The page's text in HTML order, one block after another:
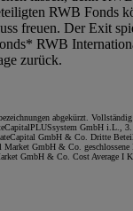
RWB Fonds
freuen. Der Exit
RWB
zurück.
abgekürzt.
GmbH i.L.,
GmbH & Co. Dritte
GmbH & Co. geschlossene
GmbH & Co. Cost Average I